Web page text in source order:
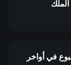
في أواخر